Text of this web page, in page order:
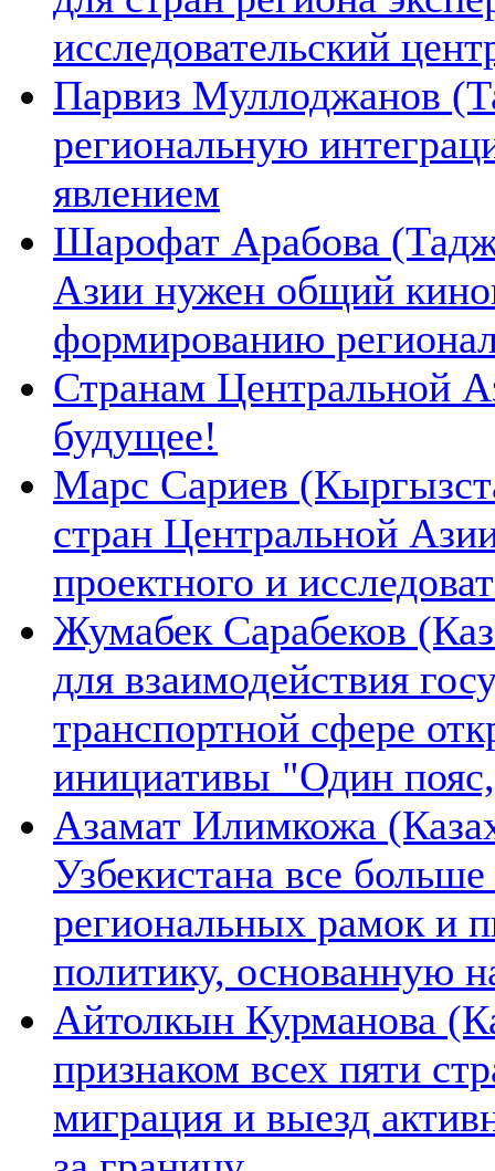
исследовательский
Парвиз Муллоджанов
региональную
явлением
Шарофат Арабова
Азии нужен общий
формированию
Странам Центральной
будущее!
Марс Сариев
стран Центральной
проектного и
Жумабек Сарабеков
для взаимодействия
транспортной сфере
инициативы "Один
Азамат Илимкожа
Узбекистана все
региональных рамок и
политику, основанную
Айтолкын Курманова
признаком всех пяти
миграция и выезд